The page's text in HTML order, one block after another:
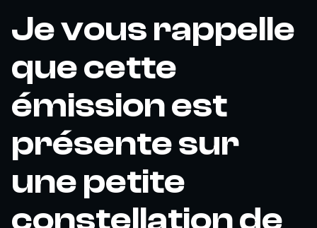
Je vous rappelle
que cette
émission est
présente sur
une petite
constellation de